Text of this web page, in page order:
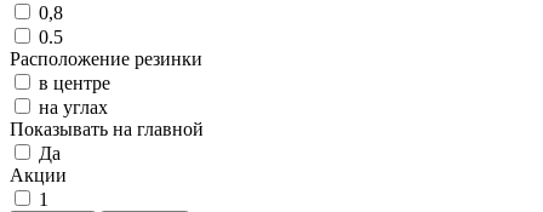
0,8
0.5
Расположение резинки
в центре
на углах
Показывать на главной
Да
Акции
1